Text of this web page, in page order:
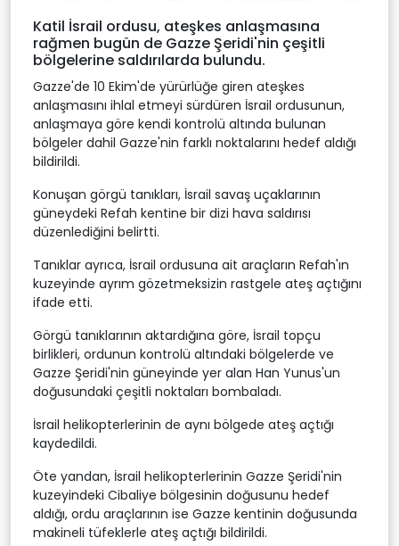
Katil İsrail ordusu, ateşkes anlaşmasına
rağmen bugün de Gazze Şeridi'nin çeşitli
bölgelerine saldırılarda bulundu.
Gazze'de 10 Ekim'de yürürlüğe giren ateşkes
anlaşmasını ihlal etmeyi sürdüren İsrail ordusunun,
anlaşmaya göre kendi kontrolü altında bulunan
bölgeler dahil Gazze'nin farklı noktalarını hedef aldığı
bildirildi.
Konuşan görgü tanıkları, İsrail savaş uçaklarının
güneydeki Refah kentine bir dizi hava saldırısı
düzenlediğini belirtti.
Tanıklar ayrıca, İsrail ordusuna ait araçların Refah'ın
kuzeyinde ayrım gözetmeksizin rastgele ateş açtığını
ifade etti.
Görgü tanıklarının aktardığına göre, İsrail topçu
birlikleri, ordunun kontrolü altındaki bölgelerde ve
Gazze Şeridi'nin güneyinde yer alan Han Yunus'un
doğusundaki çeşitli noktaları bombaladı.
İsrail helikopterlerinin de aynı bölgede ateş açtığı
kaydedildi.
Öte yandan, İsrail helikopterlerinin Gazze Şeridi'nin
kuzeyindeki Cibaliye bölgesinin doğusunu hedef
aldığı, ordu araçlarının ise Gazze kentinin doğusunda
makineli tüfeklerle ateş açtığı bildirildi.